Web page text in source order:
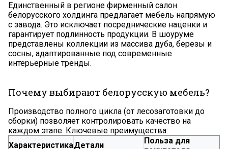
Единственный в регионе фирменный салон
белорусского холдинга предлагает мебель напрямую
с завода. Это исключает посреднические наценки и
гарантирует подлинность продукции. В шоуруме
представлены коллекции из массива дуба, березы и
сосны, адаптированные под современные
интерьерные тренды.
Почему выбирают белорусскую мебель?
Производство полного цикла (от лесозаготовки до
сборки) позволяет контролировать качество на
каждом этапе. Ключевые преимущества:
ХарактеристикаДетали
Польза для